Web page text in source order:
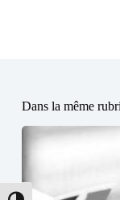
Dans la même